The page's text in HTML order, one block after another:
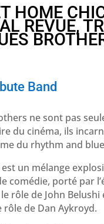
HOME
REVUE,
Band
ne sont pas
du cinéma, ils
du rhythm and
un mélange
comédie, porté par
rôle de John Belushi
rôle de Dan Aykroyd.